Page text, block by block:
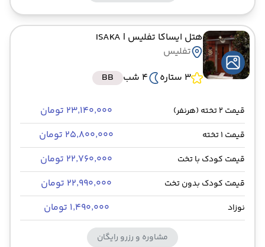
هتل ایساکا تفلیس | ISAKA
تفلیس
3 ستاره
4 شب BB
قیمت 2 تخته (هرنفر) ۲۳٬۱۴۰٬۰۰۰ تومان
قیمت 1 تخته ۲۵٬۸۰۰٬۰۰۰ تومان
قیمت کودک با تخت ۲۲٬۷۶۰٬۰۰۰ تومان
قیمت کودک بدون تخت ۲۲٬۹۹۰٬۰۰۰ تومان
نوزاد ۱٬۴۹۰٬۰۰۰ تومان
مشاوره و رزرو رایگان